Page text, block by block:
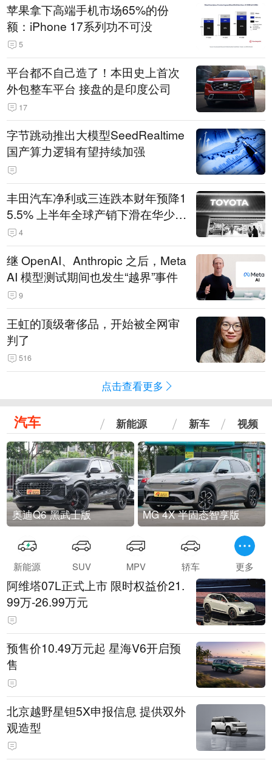
苹果拿下高端手机市场65%的份
额：iPhone 17系列功不可没
5
平台都不自己造了！本田史上首次
外包整车平台 接盘的是印度公司
17
字节跳动推出大模型SeedRealtime
国产算力逻辑有望持续加强
丰田汽车净利或三连跌本财年预降1
5.5% 上半年全球产销下滑在华少卖
14.3万辆
4
继 OpenAI、Anthropic 之后，Meta
AI 模型测试期间也发生“越界”事件
9
王虹的顶级奢侈品，开始被全网审
判了
516
点击查看更多
汽车 新能源 新车 视频
奥迪Q6 黑武士版 MG 4X 半固态智享版
新能源 SUV MPV 轿车 更多
阿维塔07L正式上市 限时权益价21.
99万-26.99万元
预售价10.49万元起 星海V6开启预
售
北京越野星钽5X申报信息 提供双外
观造型